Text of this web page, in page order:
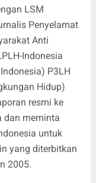
LSM
Penyelamat
Anti
Indonesia
P3LH
Hidup)
resmi ke
dan meminta
untuk
yang diterbitkan
2005.